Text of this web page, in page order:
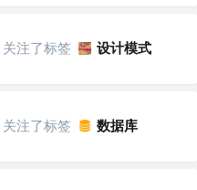
关注了标签 设计模式
关注了标签 数据库